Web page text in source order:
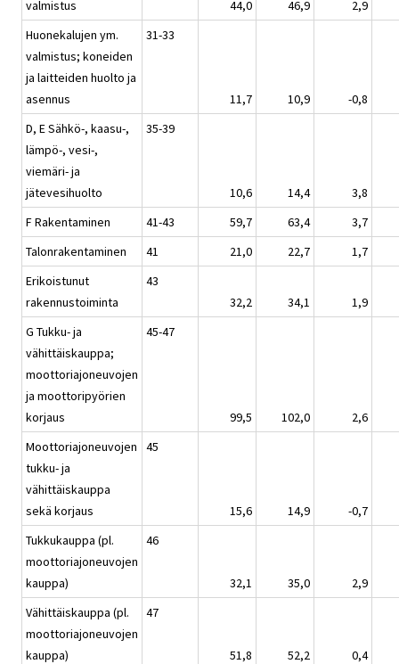
valmistus
44,0 46,9
2,9
Huonekalujen ym.
valmistus; koneiden
ja laitteiden huolto ja
asennus
31-33
11,7 10,9
-0,8
D, E Sähkö-, kaasu-,
lämpö-, vesi-,
viemäri- ja
jätevesihuolto
35-39
10,6 14,4
3,8
F Rakentaminen
41-43 59,7 63,4
3,7
Talonrakentaminen
41 21,0 22,7
1,7
Erikoistunut
rakennustoiminta
43
32,2
34,1
1,9
G Tukku- ja
vähittäiskauppa;
moottoriajoneuvojen
ja moottoripyörien
korjaus
45-47
99,5 102,0
2,6
Moottoriajoneuvojen
tukku- ja
vähittäiskauppa
sekä korjaus
45
15,6 14,9
-0,7
Tukkukauppa (pl.
moottoriajoneuvojen
kauppa)
46
32,1 35,0
2,9
Vähittäiskauppa (pl.
moottoriajoneuvojen
kauppa)
47
51,8 52,2
0,4